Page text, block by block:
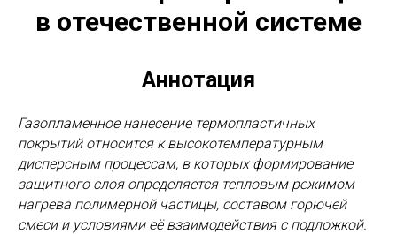
в отечественной системе
Аннотация
Газопламенное нанесение термопластичных
покрытий относится к высокотемпературным
дисперсным процессам, в которых формирование
защитного слоя определяется тепловым режимом
нагрева полимерной частицы, составом горючей
смеси и условиями её взаимодействия с подложкой.